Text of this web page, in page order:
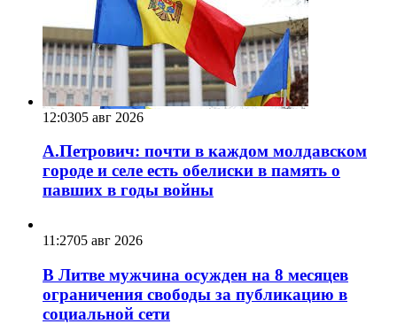
12:0305 авг 2026
А.Петрович: почти в каждом молдавском
городе и селе есть обелиски в память о
павших в годы войны
11:2705 авг 2026
В Литве мужчина осужден на 8 месяцев
ограничения свободы за публикацию в
социальной сети